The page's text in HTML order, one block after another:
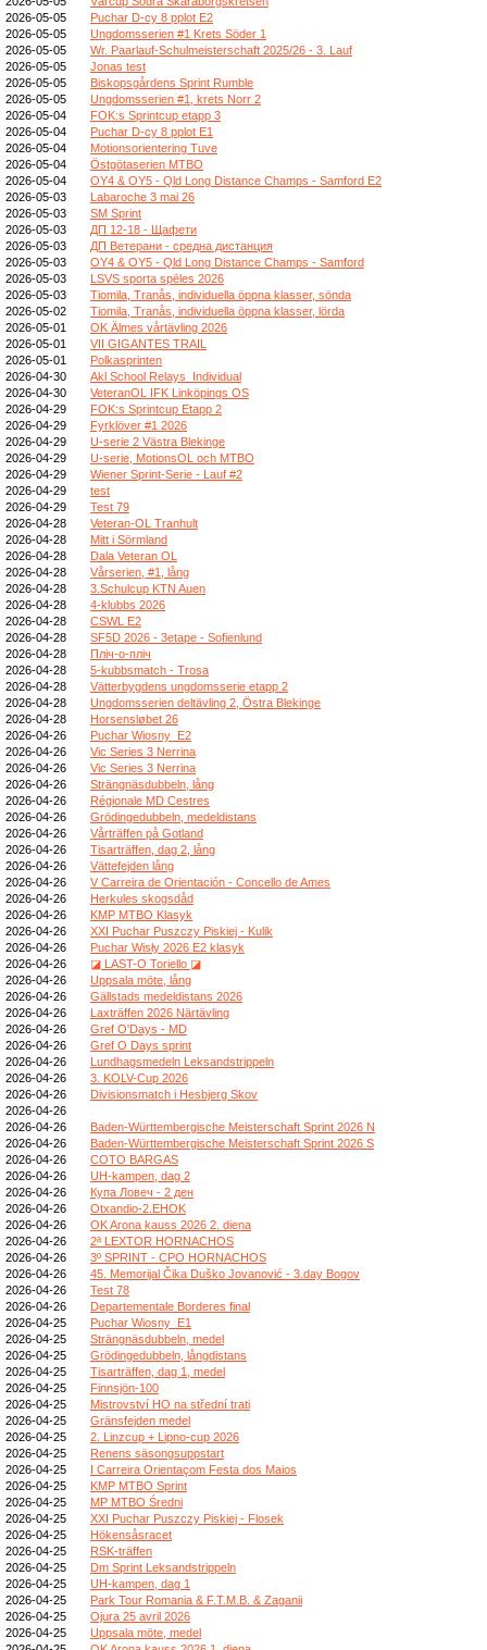
2026-05-05
Puchar D-cy 8 pplot E2
2026-05-05
Ungdomsserien #1 Krets Söder 1
2026-05-05
Wr. Paarlauf-Schulmeisterschaft 2025/26 - 3. Lauf
2026-05-05
Jonas test
2026-05-05
Biskopsgårdens Sprint Rumble
2026-05-05
Ungdomsserien #1, krets Norr 2
2026-05-04
FOK:s Sprintcup etapp 3
2026-05-04
Puchar D-cy 8 pplot E1
2026-05-04
Motionsorientering Tuve
2026-05-04
Östgötaserien MTBO
2026-05-04
OY4 & OY5 - Qld Long Distance Champs - Samford E2
2026-05-03
Labaroche 3 mai 26
2026-05-03
SM Sprint
2026-05-03
ДП 12-18 - Щафети
2026-05-03
ДП Ветерани - средна дистанция
2026-05-03
OY4 & OY5 - Qld Long Distance Champs - Samford
2026-05-03
LSVS sporta spēles 2026
2026-05-03
Tiomila, Tranås, individuella öppna klasser, sönda
2026-05-02
Tiomila, Tranås, individuella öppna klasser, lörda
2026-05-01
OK Älmes vårtävling 2026
2026-05-01
VII GIGANTES TRAIL
2026-05-01
Polkasprinten
2026-04-30
Akl School Relays_Individual
2026-04-30
VeteranOL IFK Linköpings OS
2026-04-29
FOK:s Sprintcup Etapp 2
2026-04-29
Fyrklöver #1 2026
2026-04-29
U-serie 2 Västra Blekinge
2026-04-29
U-serie, MotionsOL och MTBO
2026-04-29
Wiener Sprint-Serie - Lauf #2
2026-04-29
test
2026-04-29
Test 79
2026-04-28
Veteran-OL Tranhult
2026-04-28
Mitt i Sörmland
2026-04-28
Dala Veteran OL
2026-04-28
Vårserien, #1, lång
2026-04-28
3.Schulcup KTN Auen
2026-04-28
4-klubbs 2026
2026-04-28
CSWL E2
2026-04-28
SF5D 2026 - 3etape - Sofienlund
2026-04-28
Пліч-о-пліч
2026-04-28
5-kubbsmatch - Trosa
2026-04-28
Vätterbygdens ungdomsserie etapp 2
2026-04-28
Ungdomsserien deltävling 2, Östra Blekinge
2026-04-28
Horsensløbet 26
2026-04-26
Puchar Wiosny_E2
2026-04-26
Vic Series 3 Nerrina
2026-04-26
Vic Series 3 Nerrina
2026-04-26
Strängnäsdubbeln, lång
2026-04-26
Régionale MD Cestres
2026-04-26
Grödingedubbeln, medeldistans
2026-04-26
Vårträffen på Gotland
2026-04-26
Tisarträffen, dag 2, lång
2026-04-26
Vättefejden lång
2026-04-26
V Carreira de Orientación - Concello de Ames
2026-04-26
Herkules skogsdåd
2026-04-26
KMP MTBO Klasyk
2026-04-26
XXI Puchar Puszczy Piskiej - Kulik
2026-04-26
Puchar Wisły 2026 E2 klasyk
2026-04-26
◪ LAST-O Toriello ◪
2026-04-26
Uppsala möte, lång
2026-04-26
Gällstads medeldistans 2026
2026-04-26
Laxträffen 2026 Närtävling
2026-04-26
Gref O'Days - MD
2026-04-26
Gref O Days sprint
2026-04-26
Lundhagsmedeln Leksandstrippeln
2026-04-26
3. KOLV-Cup 2026
2026-04-26
Divisionsmatch i Hesbjerg Skov
2026-04-26
2026-04-26
Baden-Württembergische Meisterschaft Sprint 2026 N
2026-04-26
Baden-Württembergische Meisterschaft Sprint 2026 S
2026-04-26
COTO BARGAS
2026-04-26
UH-kampen, dag 2
2026-04-26
Купа Ловеч - 2 ден
2026-04-26
Otxandio-2.EHOK
2026-04-26
OK Arona kauss 2026 2. diena
2026-04-26
2ª LEXTOR HORNACHOS
2026-04-26
3º SPRINT - CPO HORNACHOS
2026-04-26
45. Memorijal Čika Duško Jovanović - 3.day Bogov
2026-04-26
Test 78
2026-04-26
Departementale Borderes final
2026-04-25
Puchar Wiosny_E1
2026-04-25
Strängnäsdubbeln, medel
2026-04-25
Grödingedubbeln, långdistans
2026-04-25
Tisarträffen, dag 1, medel
2026-04-25
Finnsjön-100
2026-04-25
Mistrovství HO na střední trati
2026-04-25
Gränsfejden medel
2026-04-25
2. Linzcup + Lipno-cup 2026
2026-04-25
Renens säsongsuppstart
2026-04-25
I Carreira Orientaçom Festa dos Maios
2026-04-25
KMP MTBO Sprint
2026-04-25
MP MTBO Średni
2026-04-25
XXI Puchar Puszczy Piskiej - Flosek
2026-04-25
Hökensåsracet
2026-04-25
RSK-träffen
2026-04-25
Dm Sprint Leksandstrippeln
2026-04-25
UH-kampen, dag 1
2026-04-25
Park Tour Romania & F.T.M.B. & Zaganii
2026-04-25
Ojura 25 avril 2026
2026-04-25
Uppsala möte, medel